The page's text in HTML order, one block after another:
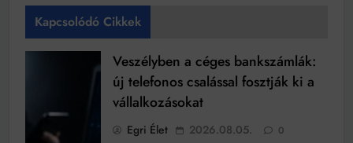
Kapcsolódó Cikkek
Veszélyben a céges bankszámlák:
új telefonos csalással fosztják ki a
vállalkozásokat
Egri Élet 2026.08.05. 0